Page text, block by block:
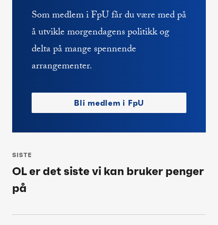
Som medlem i FpU får du være med på
å utvikle morgendagens politikk og
delta på mange spennende
arrangementer.
Bli medlem i FpU
SISTE
Siste
post:
OL er det siste vi kan bruker penger
på